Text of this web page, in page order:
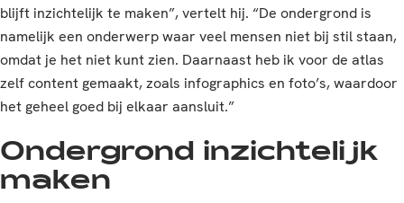
blijft inzichtelijk te maken”, vertelt hij. “De ondergrond is
namelijk een onderwerp waar veel mensen niet bij stil staan,
omdat je het niet kunt zien. Daarnaast heb ik voor de atlas
zelf content gemaakt, zoals infographics en foto’s, waardoor
het geheel goed bij elkaar aansluit.”
Ondergrond inzichtelijk
maken